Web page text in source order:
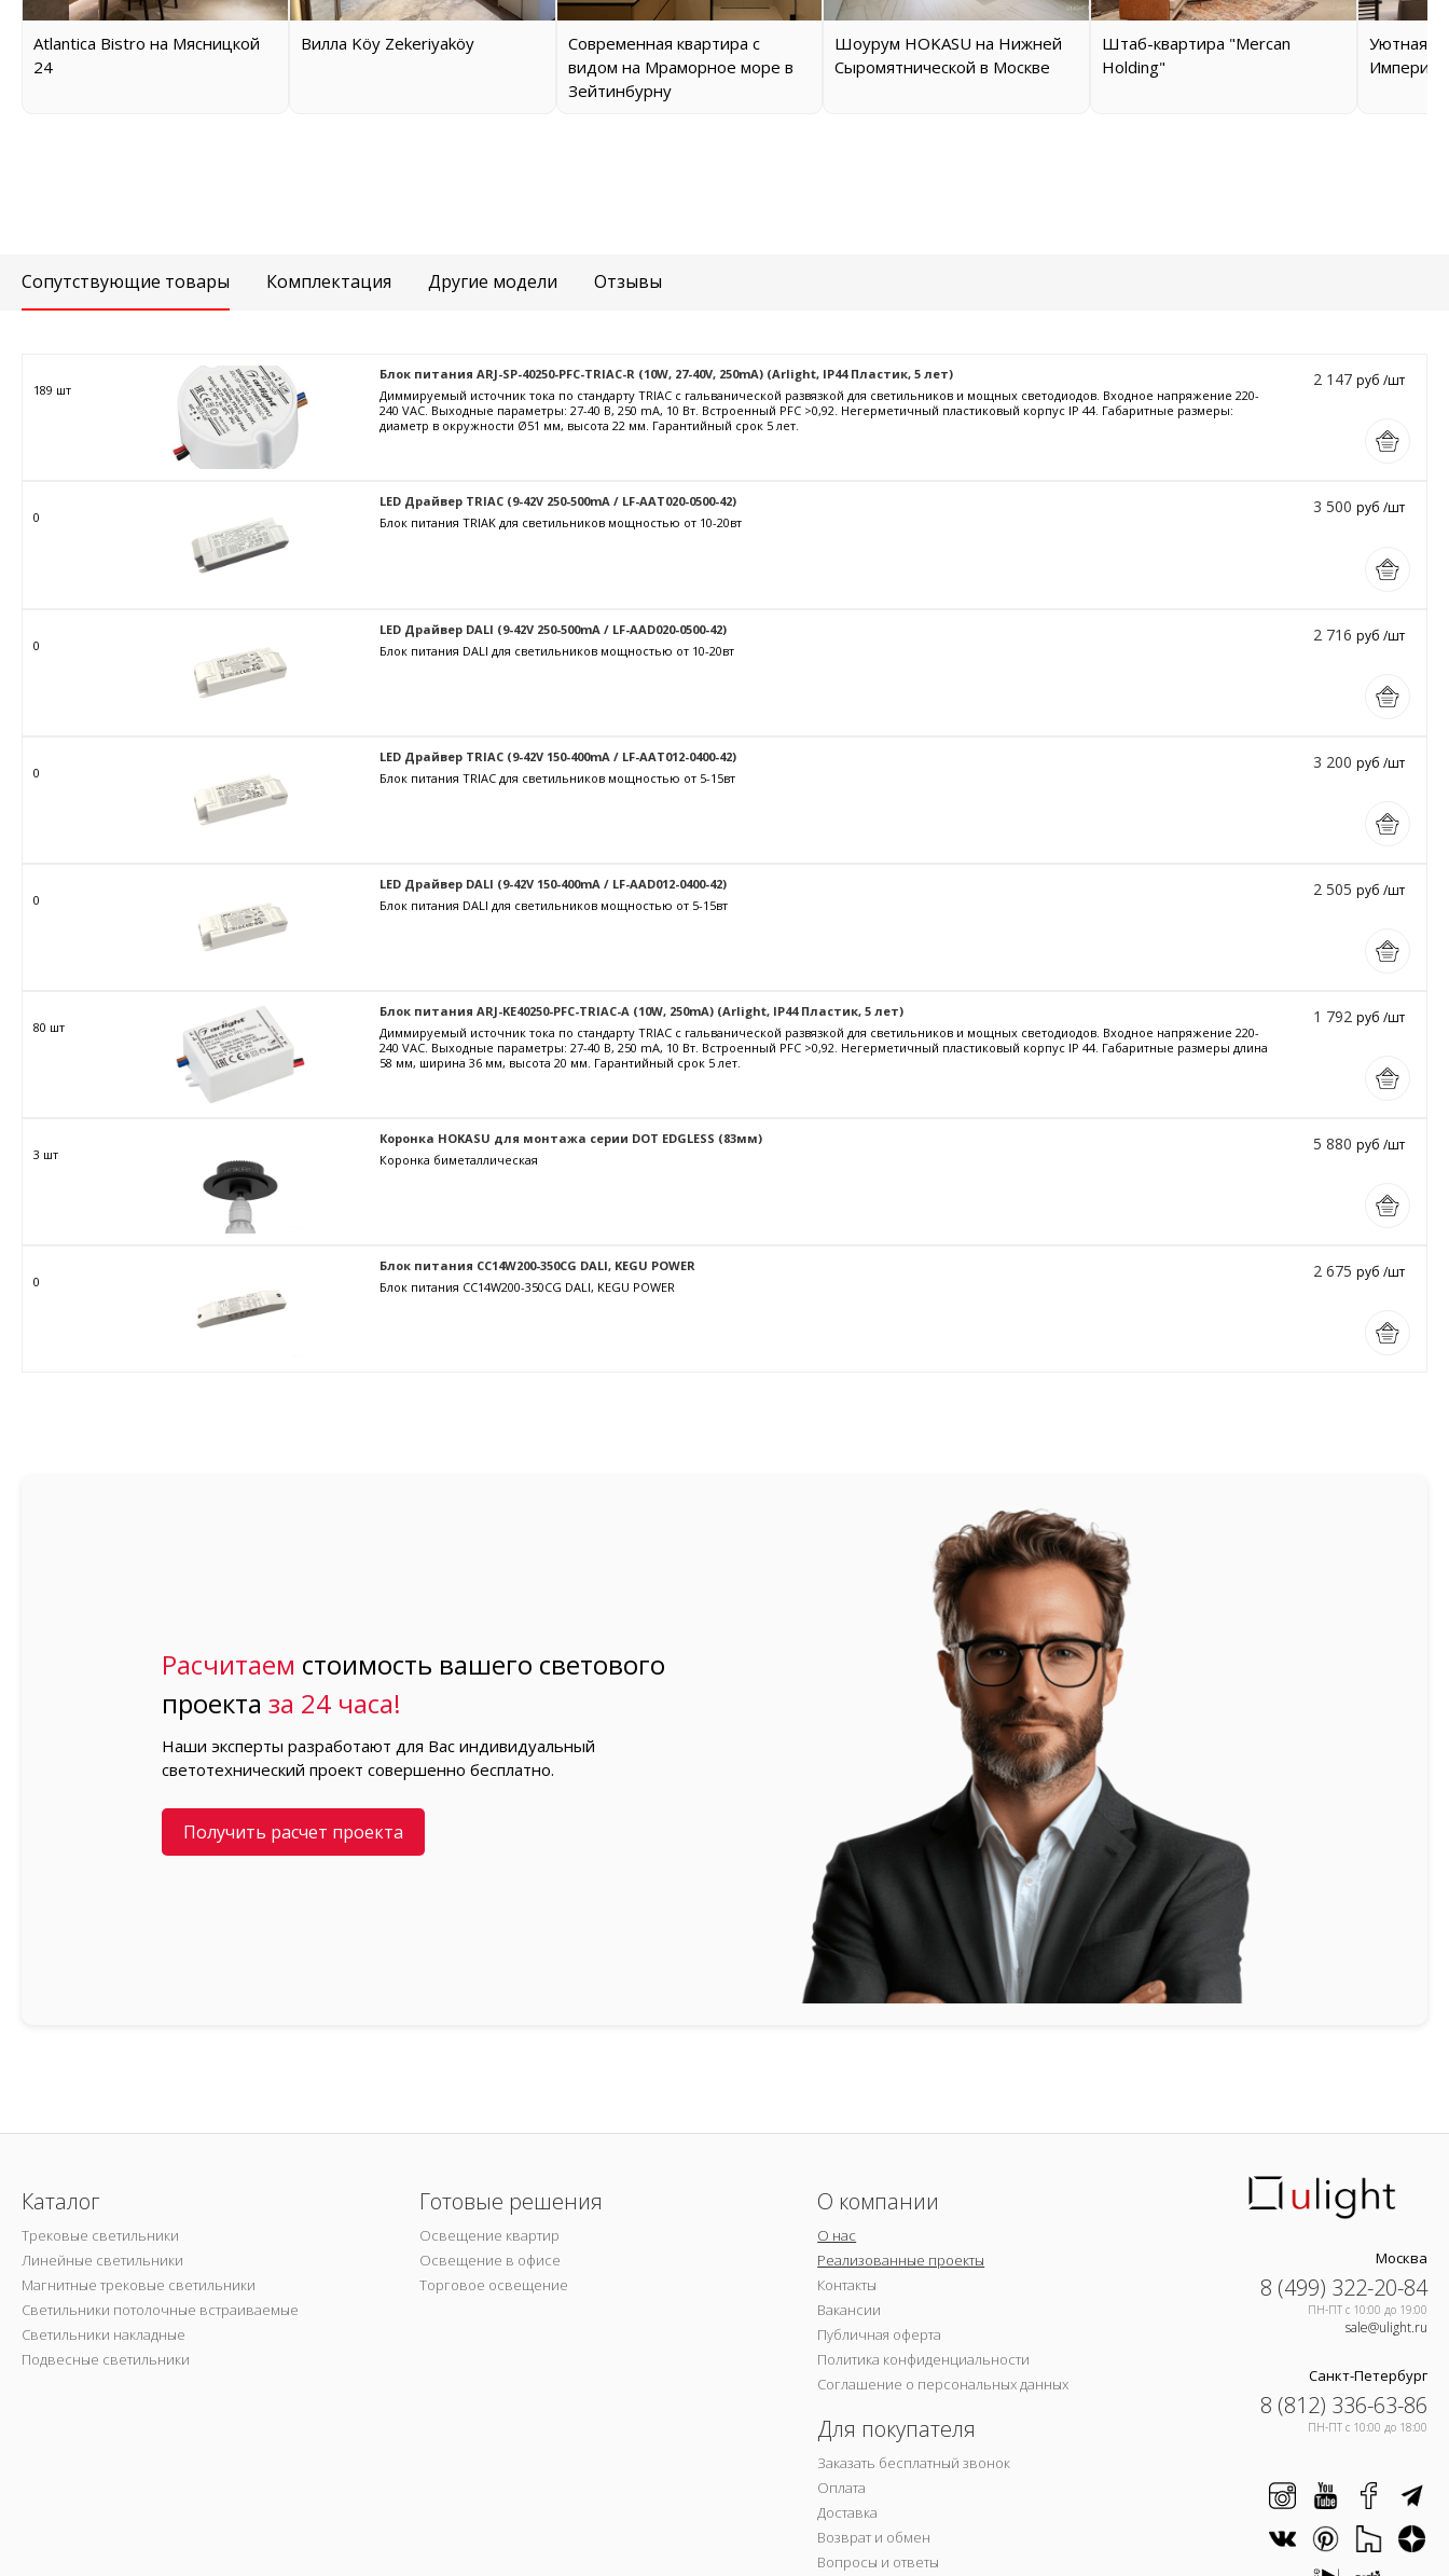
Atlantica Bistro на Мясницкой
24
Вилла Köy Zekeriyaköy
Современная квартира с
видом на Мраморное море в
Зейтинбурну
Шоурум HOKASU на Нижней
Сыромятнической в Москве
Штаб-квартира "Mercan
Holding"
Уютная
Империал
Сопутствующие товары Комплектация Другие модели Отзывы
189 шт
Блок питания ARJ-SP-40250-PFC-TRIAC-R (10W, 27-40V, 250mA) (Arlight, IP44 Пластик, 5 лет)
Диммируемый источник тока по стандарту TRIAC с гальванической развязкой для светильников и мощных светодиодов. Входное напряжение 220-
240 VAC. Выходные параметры: 27-40 В, 250 mА, 10 Вт. Встроенный PFC >0,92. Негерметичный пластиковый корпус IP 44. Габаритные размеры:
диаметр в окружности Ø51 мм, высота 22 мм. Гарантийный срок 5 лет.
2 147 руб /шт
0
LED Драйвер TRIAC (9-42V 250-500mA / LF-AAT020-0500-42)
Блок питания TRIAK для светильников мощностью от 10-20вт
3 500 руб /шт
0
LED Драйвер DALI (9-42V 250-500mA / LF-AAD020-0500-42)
Блок питания DALI для светильников мощностью от 10-20вт
2 716 руб /шт
0
LED Драйвер TRIAC (9-42V 150-400mA / LF-AAT012-0400-42)
Блок питания TRIAC для светильников мощностью от 5-15вт
3 200 руб /шт
0
LED Драйвер DALI (9-42V 150-400mA / LF-AAD012-0400-42)
Блок питания DALI для светильников мощностью от 5-15вт
2 505 руб /шт
80 шт
Блок питания ARJ-KE40250-PFC-TRIAC-A (10W, 250mA) (Arlight, IP44 Пластик, 5 лет)
Диммируемый источник тока по стандарту TRIAC с гальванической развязкой для светильников и мощных светодиодов. Входное напряжение 220-
240 VAC. Выходные параметры: 27-40 В, 250 mА, 10 Вт. Встроенный PFC >0,92. Негерметичный пластиковый корпус IP 44. Габаритные размеры длина
58 мм, ширина 36 мм, высота 20 мм. Гарантийный срок 5 лет.
1 792 руб /шт
3 шт
Коронка HOKASU для монтажа серии DOT EDGLESS (83мм)
Коронка биметаллическая
5 880 руб /шт
0
Блок питания CC14W200-350CG DALI, KEGU POWER
Блок питания CC14W200-350CG DALI, KEGU POWER
2 675 руб /шт
Расчитаем стоимость вашего светового
проектаза 24 часа!
Наши эксперты разработают для Вас индивидуальный
светотехнический проект совершенно бесплатно.
Получить расчет проекта
Каталог
Трековые светильники
Линейные светильники
Магнитные трековые светильники
Светильники потолочные встраиваемые
Светильники накладные
Подвесные светильники
Готовые решения
Освещение квартир
Освещение в офисе
Торговое освещение
О компании
О нас
Реализованные проекты
Контакты
Вакансии
Публичная оферта
Политика конфиденциальности
Соглашение о персональных данных
Для покупателя
Заказать бесплатный звонок
Оплата
Доставка
Возврат и обмен
Вопросы и ответы
Москва
8 (499) 322-20-84
ПН-ПТ c 10:00 до 19:00
sale@ulight.ru
Санкт-Петербург
8 (812) 336-63-86
ПН-ПТ c 10:00 до 18:00